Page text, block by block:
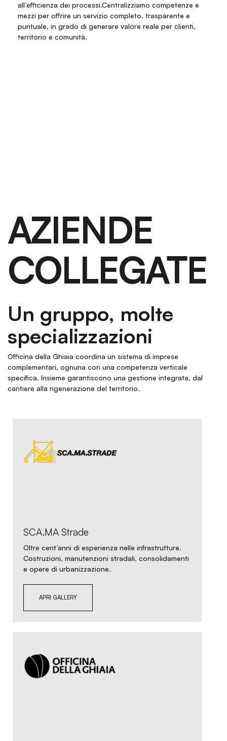
all’efficienza dei processi.Centralizziamo competenze e
mezzi per offrire un servizio completo, trasparente e
puntuale, in grado di generare valore reale per clienti,
territorio e comunità.
AZIENDE
COLLEGATE
Un gruppo, molte
specializzazioni
Officina della Ghiaia coordina un sistema di imprese
complementari, ognuna con una competenza verticale
specifica. Insieme garantiscono una gestione integrata, dal
cantiere alla rigenerazione del territorio.
SCA.MA Strade
Oltre cent’anni di esperienza nelle infrastrutture.
Costruzioni, manutenzioni stradali, consolidamenti
e opere di urbanizzazione.
APRI GALLERY